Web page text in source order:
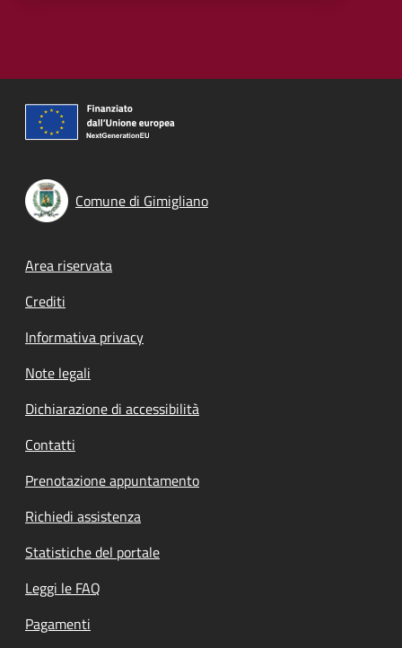
Comune di Gimigliano
Footer menu
Area riservata
Crediti
Informativa privacy
Note legali
Dichiarazione di accessibilità
Contatti
Prenotazione appuntamento
Richiedi assistenza
Statistiche del portale
Leggi le FAQ
Pagamenti